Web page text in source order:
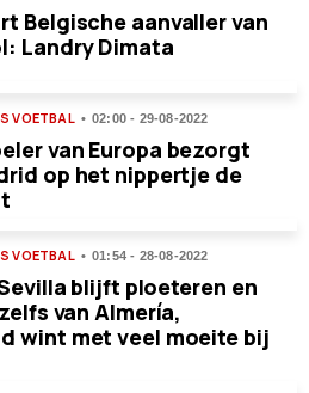
Belgische aanvaller van
Landry Dimata
VOETBAL 02:00 - 29-08-2022
van Europa bezorgt
op het nippertje de
VOETBAL 01:54 - 28-08-2022
blijft ploeteren en
van Almería,
wint met veel moeite bij